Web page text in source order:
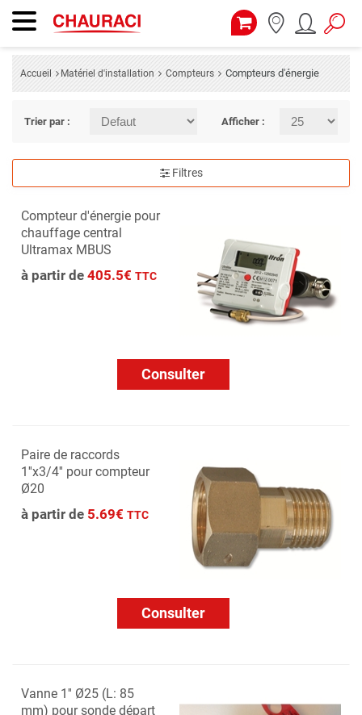
Accueil Matériel d'installation Compteurs Compteurs d'énergie
Trier par : Afficher :
Filtres
Compteur d'énergie pour
chauffage central
Ultramax MBUS
à partir de 405.5€ TTC
Consulter
Paire de raccords
1''x3/4'' pour compteur
Ø20
à partir de 5.69€ TTC
Consulter
Vanne 1'' Ø25 (L: 85
mm) pour sonde départ